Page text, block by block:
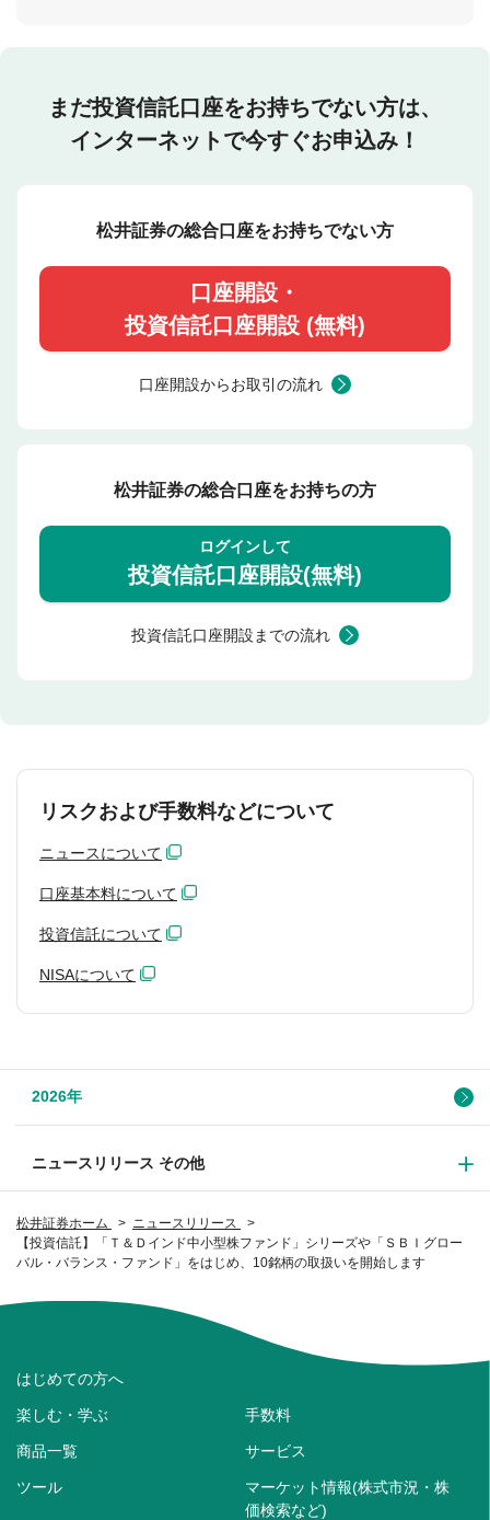
松井証券ホーム
ニュースリリース
【投資信託】「Ｔ＆Ｄインド中小型株ファンド」シリーズや「ＳＢＩグロー
バル・バランス・ファンド」をはじめ、10銘柄の取扱いを開始します
まだ投資信託口座をお持ちでない方は、
インターネットで今すぐお申込み！
松井証券の総合口座をお持ちでない方
口座開設・
投資信託口座開設 (無料)
口座開設からお取引の流れ
松井証券の総合口座をお持ちの方
ログインして
投資信託口座開設(無料)
投資信託口座開設までの流れ
リスクおよび手数料などについて
ニュースについて
口座基本料について
投資信託について
NISAについて
2026年
ニュースリリース その他
はじめての方へ
楽しむ・学ぶ 手数料
商品一覧 サービス
ツール
マーケット情報(株式市況・株
価検索など)